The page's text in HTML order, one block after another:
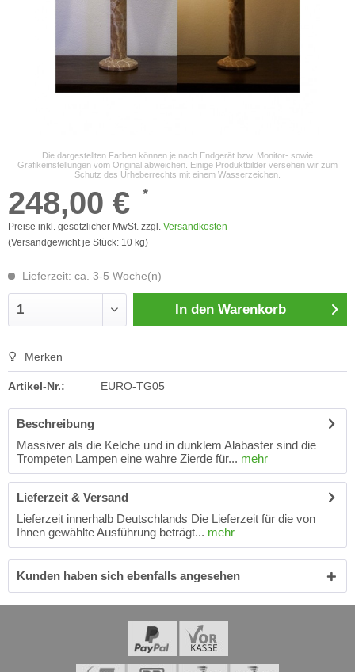
Die dargestellten Farben können je nach Endgerät bzw. Monitor- sowie
Grafikeinstellungen vom Original abweichen. Einige Produktbilder versehen wir zum
Schutz des Urheberrechts mit einem Wasserzeichen.
248,00 € *
Preise inkl. gesetzlicher MwSt. zzgl. Versandkosten
(Versandgewicht je Stück: 10 kg)
Lieferzeit: ca. 3-5 Woche(n)
In den Warenkorb
Merken
Artikel-Nr.: EURO-TG05
Beschreibung
Massiver als die Kelche und in dunklem Alabaster sind die
Trompeten Lampen eine wahre Zierde für... mehr
Lieferzeit & Versand
Lieferzeit innerhalb Deutschlands Die Lieferzeit für die von
Ihnen gewählte Ausführung beträgt... mehr
Kunden haben sich ebenfalls angesehen